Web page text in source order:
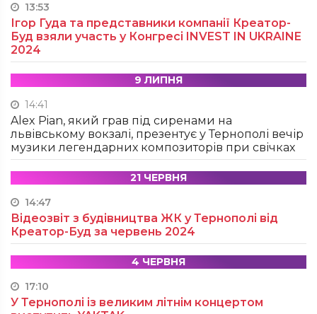
13:53
Ігор Гуда та представники компанії Креатор-
Буд взяли участь у Конгресі INVEST IN UKRAINE
2024
9 ЛИПНЯ
14:41
Alex Pian, який грав під сиренами на
львівському вокзалі, презентує у Тернополі вечір
музики легендарних композиторів при свічках
21 ЧЕРВНЯ
14:47
Відеозвіт з будівництва ЖК у Тернополі від
Креатор-Буд за червень 2024
4 ЧЕРВНЯ
17:10
У Тернополі із великим літнім концертом